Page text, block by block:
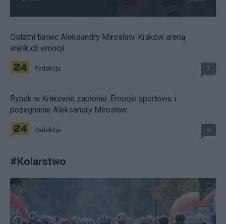
Ostatni taniec Aleksandry Mirosław. Kraków areną
wielkich emocji
Redakcja 7
Rynek w Krakowie zapłonie. Emocje sportowe i
pożegnanie Aleksandry Mirosław
Redakcja 9
#Kolarstwo